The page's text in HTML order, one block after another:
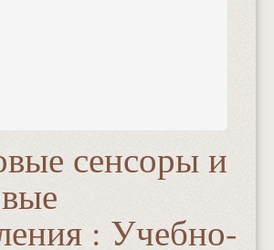
сенсоры и
: Учебно-